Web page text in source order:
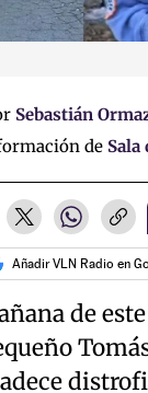
Sebastián
de Sala
Añadir VLN Radio en
de